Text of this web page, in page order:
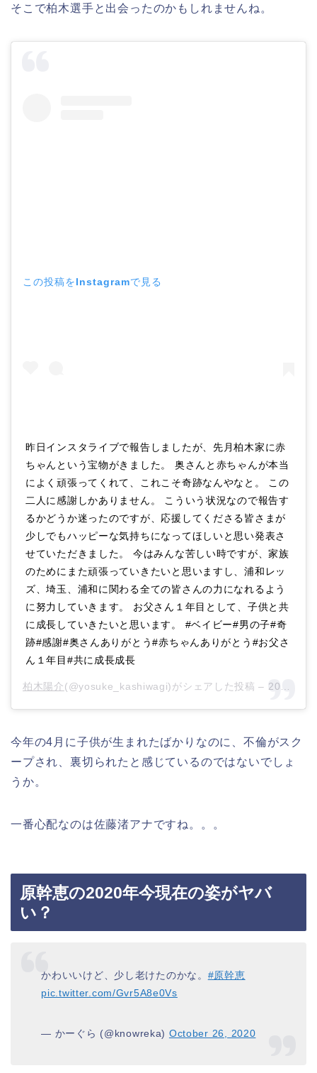
そこで柏木選手と出会ったのかもしれませんね。
この投稿をInstagramで見る
昨日インスタライブで報告しましたが、先月柏木家に赤
ちゃんという宝物がきました。 奥さんと赤ちゃんが本当
によく頑張ってくれて、これこそ奇跡なんやなと。 この
二人に感謝しかありません。 こういう状況なので報告す
るかどうか迷ったのですが、応援してくださる皆さまが
少しでもハッピーな気持ちになってほしいと思い発表さ
せていただきました。 今はみんな苦しい時ですが、家族
のためにまた頑張っていきたいと思いますし、浦和レッ
ズ、埼玉、浦和に関わる全ての皆さんの力になれるよう
に努力していきます。 お父さん１年目として、子供と共
に成長していきたいと思います。 #ベイビー#男の子#奇
跡#感謝#奥さんありがとう#赤ちゃんありがとう#お父さ
ん１年目#共に成長成長
柏木陽介(@yosuke_kashiwagi)がシェアした投稿 – 2020年 4月月8日午後5時18分PDT
今年の4月に子供が生まれたばかりなのに、不倫がスク
ープされ、裏切られたと感じているのではないでしょ
うか。
一番心配なのは佐藤渚アナですね。。。
原幹恵の2020年今現在の姿がヤバ
い？
かわいいけど、少し老けたのかな。 #原幹恵
pic.twitter.com/Gvr5A8e0Vs
— かーぐら (@knowreka) October 26, 2020